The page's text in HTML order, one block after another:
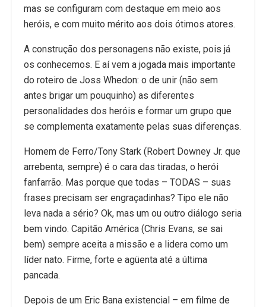
mas se configuram com destaque em meio aos
heróis, e com muito mérito aos dois ótimos atores.
A construção dos personagens não existe, pois já
os conhecemos. E aí vem a jogada mais importante
do roteiro de Joss Whedon: o de unir (não sem
antes brigar um pouquinho) as diferentes
personalidades dos heróis e formar um grupo que
se complementa exatamente pelas suas diferenças.
Homem de Ferro/Tony Stark (Robert Downey Jr. que
arrebenta, sempre) é o cara das tiradas, o herói
fanfarrão. Mas porque que todas – TODAS – suas
frases precisam ser engraçadinhas? Tipo ele não
leva nada a sério? Ok, mas um ou outro diálogo seria
bem vindo. Capitão América (Chris Evans, se sai
bem) sempre aceita a missão e a lidera como um
líder nato. Firme, forte e agüenta até a última
pancada.
Depois de um Eric Bana existencial – em filme de